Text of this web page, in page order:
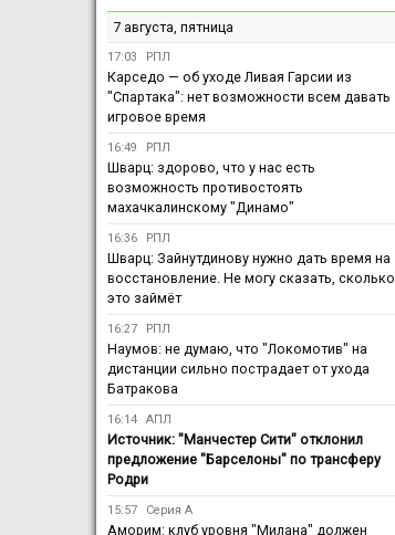
7 августа, пятница
17:03 РПЛ
Карседо — об уходе Ливая Гарсии из
"Спартака": нет возможности всем давать
игровое время
16:49 РПЛ
Шварц: здорово, что у нас есть
возможность противостоять
махачкалинскому "Динамо"
16:36 РПЛ
Шварц: Зайнутдинову нужно дать время на
восстановление. Не могу сказать, сколько
это займёт
16:27 РПЛ
Наумов: не думаю, что "Локомотив" на
дистанции сильно пострадает от ухода
Батракова
16:14 АПЛ
Источник: "Манчестер Сити" отклонил
предложение "Барселоны" по трансферу
Родри
15:57 Серия А
Аморим: клуб уровня "Милана" должен